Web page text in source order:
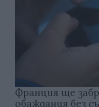
Франция ще
обаждания без